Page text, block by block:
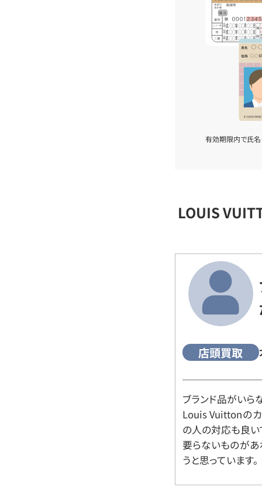
有効期限内で氏名
LOUIS
店頭買取
ブランド品がいら
Louis Vuittonの
の人の対応も良い
要らないものがあ
うと思っています。